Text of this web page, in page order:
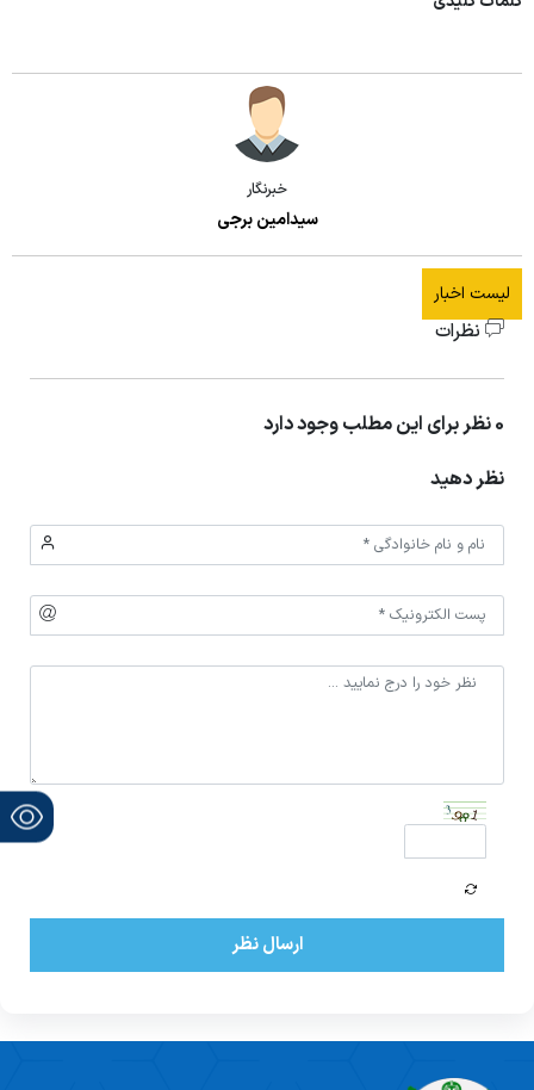
خبرنگار
سیدامین برجی
لیست اخبار
نظرات
0 نظر برای این مطلب وجود دارد
نظر دهید
ارسال نظر